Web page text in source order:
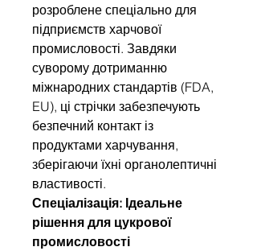
розроблене спеціально для
підприємств харчової
промисловості. Завдяки
суворому дотриманню
міжнародних стандартів (FDA,
EU), ці стрічки забезпечують
безпечний контакт із
продуктами харчування,
зберігаючи їхні органолептичні
властивості.
Спеціалізація: Ідеальне
рішення для цукрової
промисловості